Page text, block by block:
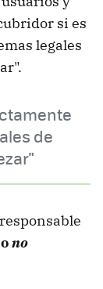
si es
legales
de
no